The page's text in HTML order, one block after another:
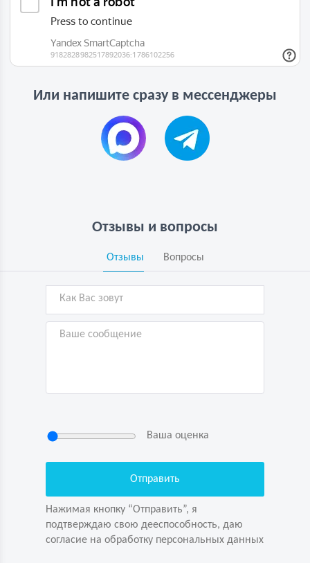
Или напишите сразу в мессенджеры
Отзывы и вопросы
Отзывы Вопросы
Ваша оценка
Нажимая кнопку “Отправить”, я
подтверждаю свою дееспособность, даю
согласие на обработку персональных данных
Нажимая кнопку “Отправить”, я
согласие на обработку персональных данных
Задайте вопрос первым!